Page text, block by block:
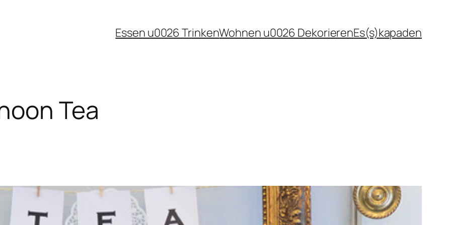
Essen u0026 TrinkenWohnen u0026 DekorierenEs(s)kapaden
Tea